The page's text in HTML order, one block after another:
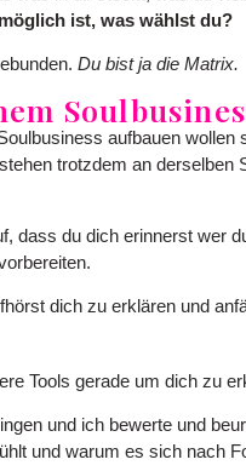
ist, was wählst du?
Du bist ja die Matrix.
aufbauen
trotzdem an
dass du dich erinnerst wer
dich zu erklären und
Tools gerade um dich zu
und ich bewerte und
und warum es sich nach